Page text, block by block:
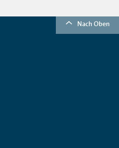
Nach Oben